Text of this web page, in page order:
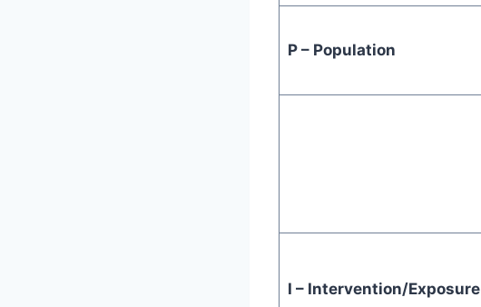
P – Population
I – Intervention/Exposure